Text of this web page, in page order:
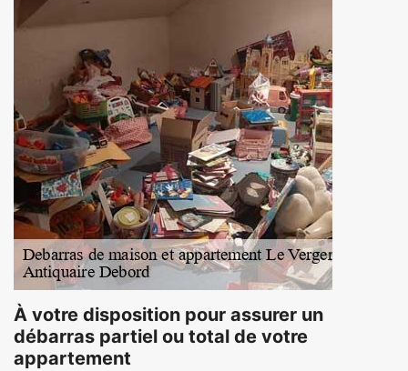
À votre disposition pour assurer un
débarras partiel ou total de votre
appartement